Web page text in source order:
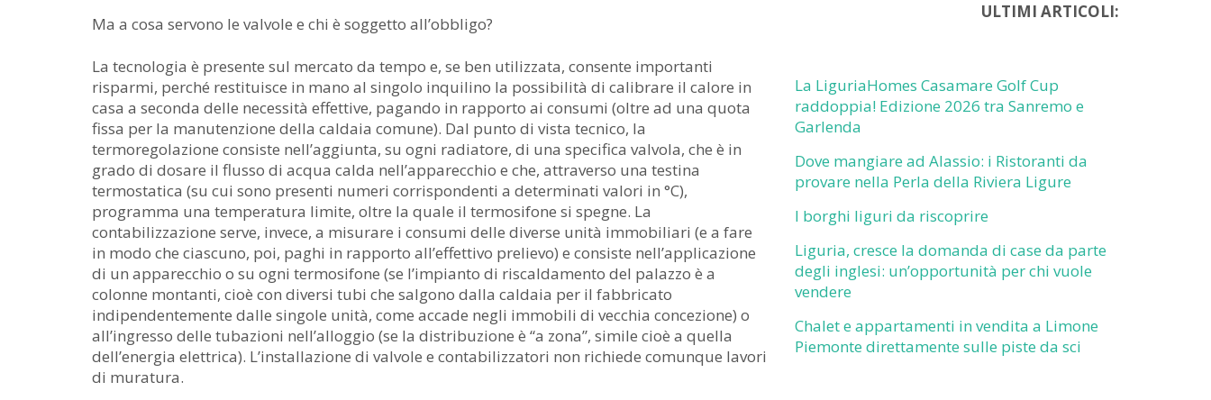
Ma a cosa servono le valvole e chi è soggetto all’obbligo?
La tecnologia è presente sul mercato da tempo e, se ben utilizzata, consente importanti
risparmi, perché restituisce in mano al singolo inquilino la possibilità di calibrare il calore in
casa a seconda delle necessità effettive, pagando in rapporto ai consumi (oltre ad una quota
fissa per la manutenzione della caldaia comune). Dal punto di vista tecnico, la
termoregolazione consiste nell’aggiunta, su ogni radiatore, di una specifica valvola, che è in
grado di dosare il flusso di acqua calda nell’apparecchio e che, attraverso una testina
termostatica (su cui sono presenti numeri corrispondenti a determinati valori in °C),
programma una temperatura limite, oltre la quale il termosifone si spegne. La
contabilizzazione serve, invece, a misurare i consumi delle diverse unità immobiliari (e a fare
in modo che ciascuno, poi, paghi in rapporto all’effettivo prelievo) e consiste nell’applicazione
di un apparecchio o su ogni termosifone (se l’impianto di riscaldamento del palazzo è a
colonne montanti, cioè con diversi tubi che salgono dalla caldaia per il fabbricato
indipendentemente dalle singole unità, come accade negli immobili di vecchia concezione) o
all’ingresso delle tubazioni nell’alloggio (se la distribuzione è “a zona”, simile cioè a quella
dell’energia elettrica). L’installazione di valvole e contabilizzatori non richiede comunque lavori
di muratura.
ULTIMI ARTICOLI:
La LiguriaHomes Casamare Golf Cup
raddoppia! Edizione 2026 tra Sanremo e
Garlenda
Dove mangiare ad Alassio: i Ristoranti da
provare nella Perla della Riviera Ligure
I borghi liguri da riscoprire
Liguria, cresce la domanda di case da parte
degli inglesi: un’opportunità per chi vuole
vendere
Chalet e appartamenti in vendita a Limone
Piemonte direttamente sulle piste da sci